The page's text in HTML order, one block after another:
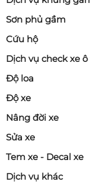
Sơn phủ gầm
Cứu hộ
Dịch vụ check xe
Độ loa
Độ xe
Nâng đời xe
Sửa xe
Tem xe - Decal xe
Dịch vụ khác